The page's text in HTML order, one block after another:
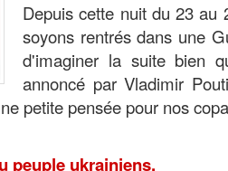
Depuis cette nuit du 23 au
soyons rentrés dans une
d'imaginer la suite bien
annoncé par Vladimir
petite pensée pour nos
peuple ukrainiens.